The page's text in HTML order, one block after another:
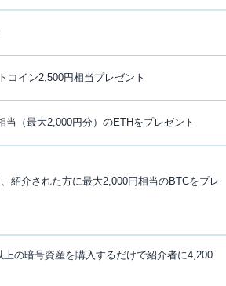
コイン2,500円相当プレゼント
（最大2,000円分）のETHをプレゼント
紹介された方に最大2,000円相当のBTCをプレ
の暗号資産を購入するだけで紹介者に4,200